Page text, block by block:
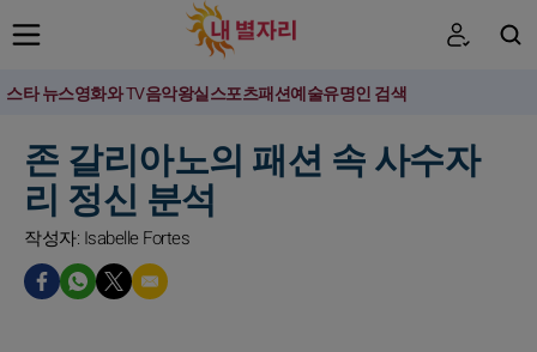
스타 뉴스영화와 TV음악왕실스포츠패션예술유명인 검색
존 갈리아노의 패션 속 사수자
리 정신 분석
작성자: Isabelle Fortes